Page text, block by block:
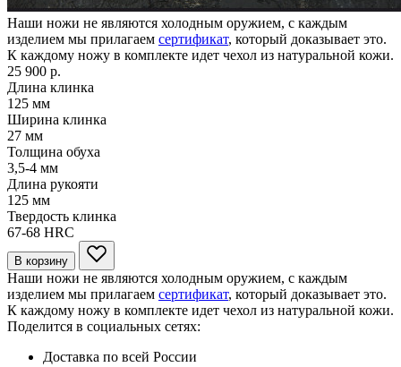
Наши ножи не являются холодным оружием, с каждым
изделием мы прилагаем сертификат, который доказывает это.
К каждому ножу в комплекте идет чехол из натуральной кожи.
25 900 р.
Длина клинка
125 мм
Ширина клинка
27 мм
Толщина обуха
3,5-4 мм
Длина рукояти
125 мм
Твердость клинка
67-68 HRC
В корзину
Наши ножи не являются холодным оружием, с каждым
изделием мы прилагаем сертификат, который доказывает это.
К каждому ножу в комплекте идет чехол из натуральной кожи.
Поделится в социальных сетях:
Доставка по всей России